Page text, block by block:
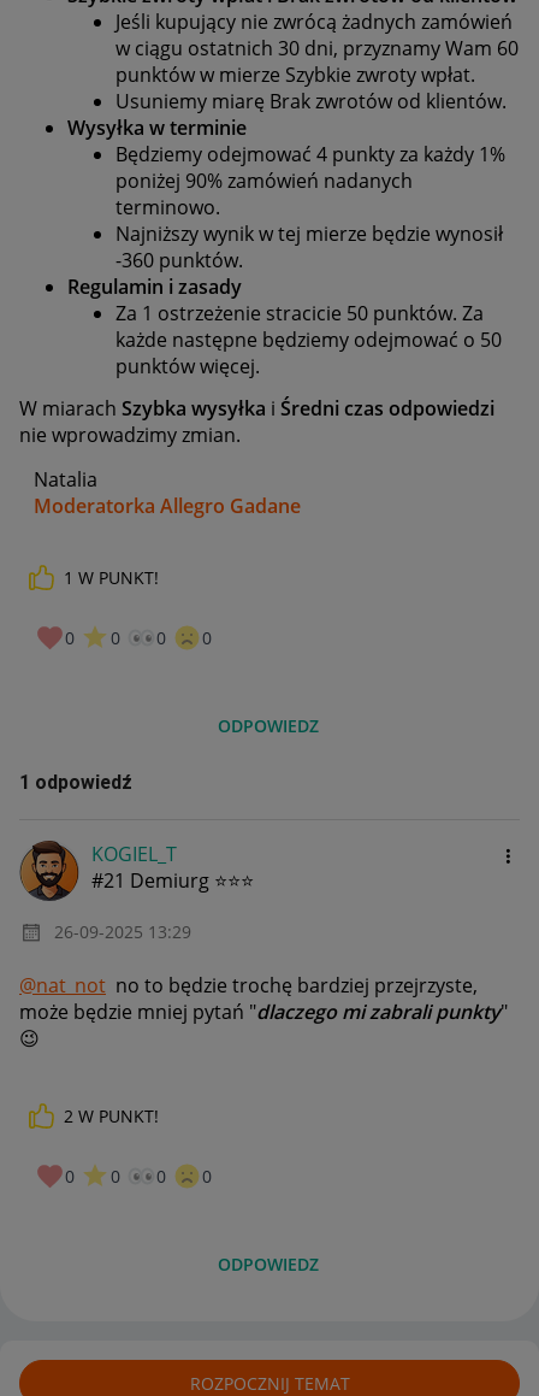
Jeśli kupujący nie zwrócą żadnych zamówień
w ciągu ostatnich 30 dni, przyznamy Wam 60
punktów w mierze Szybkie zwroty wpłat.
Usuniemy miarę Brak zwrotów od klientów.
Wysyłka w terminie
Będziemy odejmować 4 punkty za każdy 1%
poniżej 90% zamówień nadanych
terminowo.
Najniższy wynik w tej mierze będzie wynosił
-360 punktów.
Regulamin i zasady
Za 1 ostrzeżenie stracicie 50 punktów. Za
każde następne będziemy odejmować o 50
punktów więcej.
W miarach Szybka wysyłka i Średni czas odpowiedzi
nie wprowadzimy zmian.
Natalia
Moderatorka Allegro Gadane
1 W PUNKT!
0 0 0 0
ODPOWIEDZ
1 odpowiedź
KOGIEL_T
#21 Demiurg ⭐⭐⭐
‎26-09-2025 13:29
@nat_not no to będzie trochę bardziej przejrzyste,
może będzie mniej pytań "dlaczego mi zabrali punkty"
😉
2 W PUNKT!
0 0 0 0
ODPOWIEDZ
ROZPOCZNIJ TEMAT